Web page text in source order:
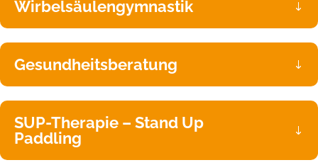
Wirbelsäulengymnastik
Gesundheitsberatung
SUP-Therapie – Stand Up
Paddling